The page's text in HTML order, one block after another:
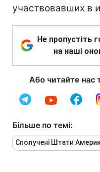
участвовавших в
Не пропустіть
на наші
Або читайте нас
Більше по темі:
Сполучені Штати